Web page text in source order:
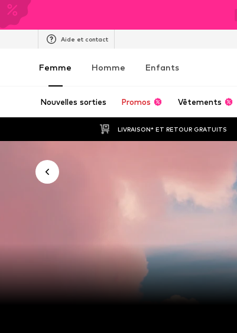
Aide et contact
Femme Homme Enfants
Nouvelles sorties Promos Vêtements
LIVRAISON* ET RETOUR GRATUITS